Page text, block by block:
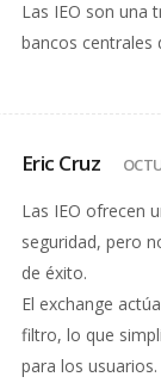
Las IEO son una
bancos centrales
Eric Cruz
Las IEO ofrecen
seguridad, pero
de éxito.
El exchange
filtro, lo que
para los usuarios.